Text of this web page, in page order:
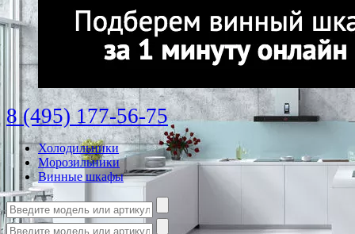
8 (495) 177-56-75
Холодильники
Морозильники
Винные шкафы